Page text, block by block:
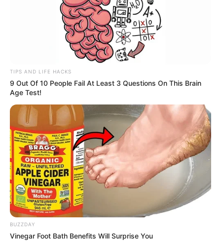
TIPS AND LIFE HACKS
9 Out Of 10 People Fail At Least 3 Questions On This Brain
Age Test!
BUZZDAY
Vinegar Foot Bath Benefits Will Surprise You